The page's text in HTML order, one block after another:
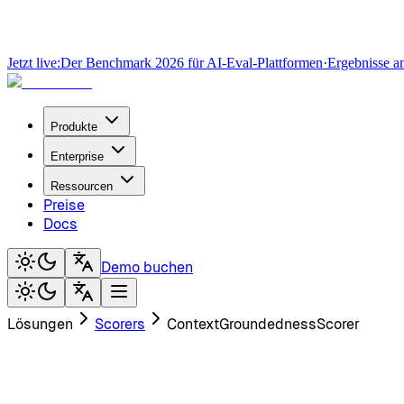
Jetzt live:Der Benchmark 2026 für AI-Eval-Plattformen·Ergebnisse
Produkte
Enterprise
Ressourcen
Preise
Docs
Demo buchen
Lösungen Scorers ContextGroundednessScorer